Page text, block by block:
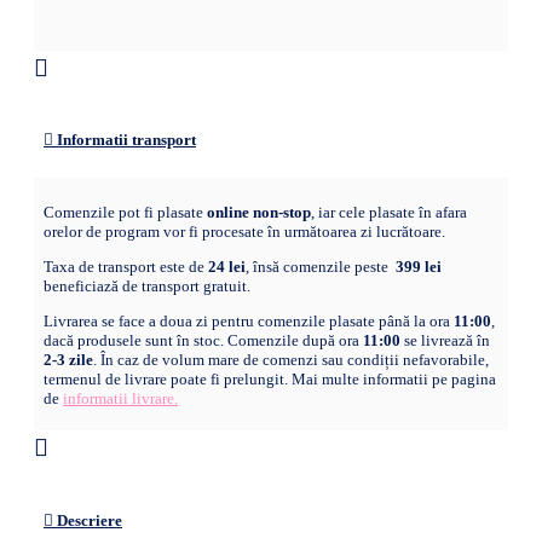
Informatii transport
Comenzile pot fi plasate online non-stop, iar cele plasate în afara
orelor de program vor fi procesate în următoarea zi lucrătoare.
Taxa de transport este de 24 lei, însă comenzile peste 399 lei
beneficiază de transport gratuit.
Livrarea se face a doua zi pentru comenzile plasate până la ora 11:00,
dacă produsele sunt în stoc. Comenzile după ora 11:00 se livrează în
2-3 zile. În caz de volum mare de comenzi sau condiții nefavorabile,
termenul de livrare poate fi prelungit. Mai multe informatii pe pagina
de informatii livrare.
Descriere